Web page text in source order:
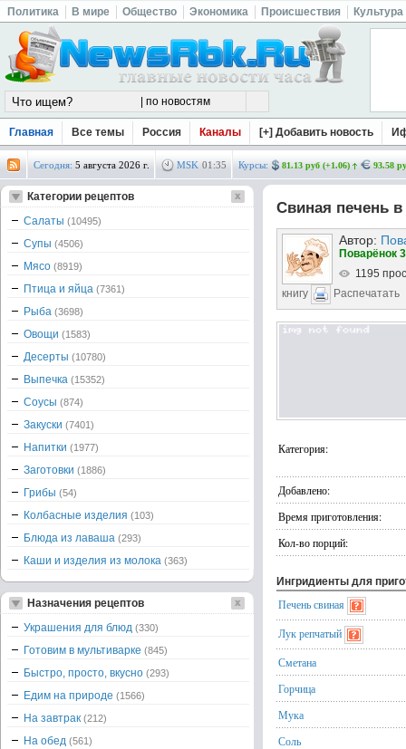
Политика В мире Общество Экономика Происшествия Культура
Главная Все темы Россия Каналы [+] Добавить новость
Сегодня: 5 августа 2026 г. MSK 01 :35 Курсы: 81.13 руб (+1.06) 93.58
Свиная печень
Автор:
Поварёнок
1195
книгу
Распечатать
Категория:
Добавлено:
Время приготовления:
Кол-во порций:
Ингридиенты для
Печень свиная
Лук репчатый
Сметана
Горчица
Мука
Соль
Категории рецептов
Салаты (10495)
Супы (4506)
Мясо (8919)
Птица и яйца (7361)
Рыба (3698)
Овощи (1583)
Десерты (10780)
Выпечка (15352)
Соусы (874)
Закуски (7401)
Напитки (1977)
Заготовки (1886)
Грибы (54)
Колбасные изделия (103)
Блюда из лаваша (293)
Каши и изделия из молока (363)
Назначения рецептов
Украшения для блюд (330)
Готовим в мультиварке (845)
Быстро, просто, вкусно (293)
Едим на природе (1566)
На завтрак (212)
На обед (561)